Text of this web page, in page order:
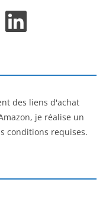
LinkedIn
des liens d'achat
je réalise un
conditions requises.